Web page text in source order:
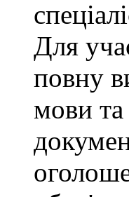
Для
повну
мови